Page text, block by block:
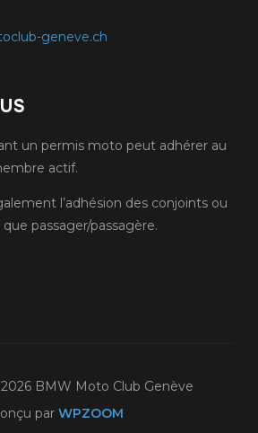
geneve.ch
un permis moto peut adhérer au
actif.
l’adhésion des conjoints ou
passager/passagère.
BMW Moto Club Genève
par WPZOOM